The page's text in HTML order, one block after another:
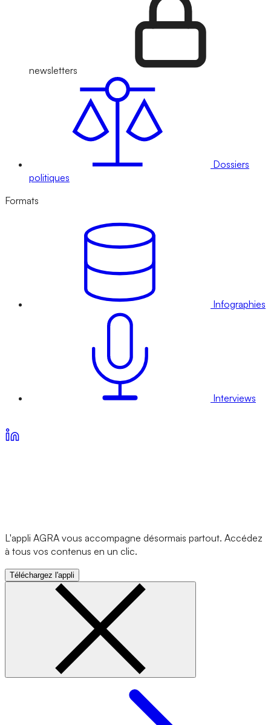
newsletters
Dossiers
politiques
Formats
Infographies
Interviews
L'appli AGRA vous accompagne désormais partout. Accédez
à tous vos contenus en un clic.
Téléchargez l'appli